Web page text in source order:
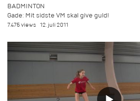
BADMINTON
Gade: Mit sidste VM skal give guld!
7.475 views 12. juli 2011